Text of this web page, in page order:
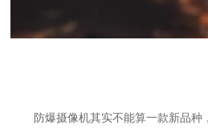
防爆摄像机其实不能算一款新品种